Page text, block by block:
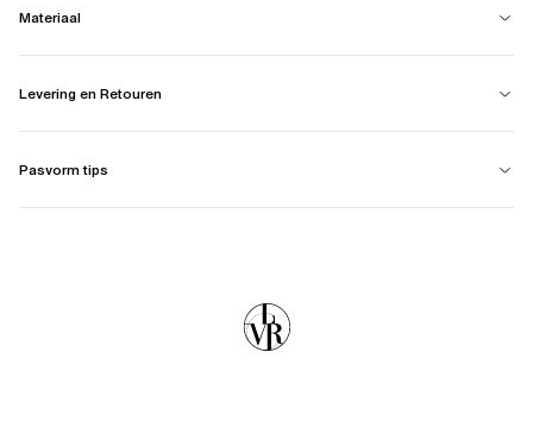
Materiaal
Levering en Retouren
Pasvorm tips